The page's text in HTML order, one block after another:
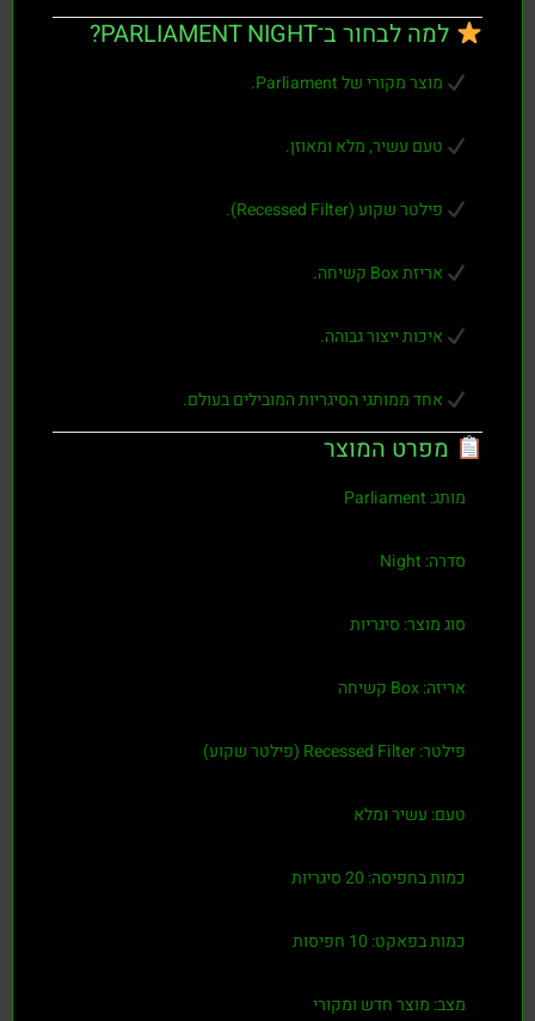
למה לבחור ב־PARLIAMENT NIGHT?
מוצר מקורי של Parliament.
טעם עשיר, מלא ומאוזן.
פילטר שקוע (Recessed Filter).
אריזת Box קשיחה.
איכות ייצור גבוהה.
אחד ממותגי הסיגריות המובילים בעולם.
מפרט המוצר
מותג:Parliament
סדרה:Night
סוג מוצר:סיגריות
אריזה:Box קשיחה
פילטר:Recessed Filter (פילטר שקוע)
טעם:עשיר ומלא
כמות בחפיסה:20 סיגריות
כמות בפאקט:10 חפיסות
מצב:מוצר חדש ומקורי